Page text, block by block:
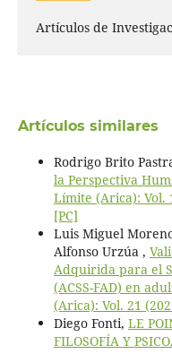
Artículos de
Artículos similares
Rodrigo Brito
la Perspectiva
Límite (Arica): Vol.
[PC]
Luis Miguel
Alfonso Urzúa ,
Adquirida para el
(ACSS-FAD) en
(Arica): Vol. 21
Diego Fonti, LE
FILOSOFÍA Y